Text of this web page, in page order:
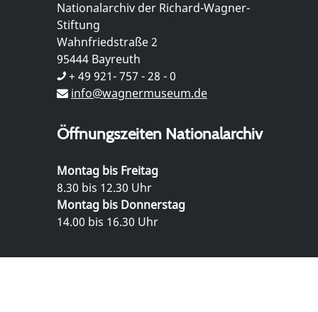
Nationalarchiv der Richard-Wagner-
Stiftung
Wahnfriedstraße 2
95444 Bayreuth
+ 49 921- 757 - 28 - 0
info@wagnermuseum.de
Öffnungszeiten Nationalarchiv
Montag bis Freitag
8.30 bis 12.30 Uhr
Montag bis Donnerstag
14.00 bis 16.30 Uhr